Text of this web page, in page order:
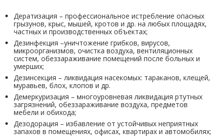
Дератизация – профессиональное истребление опасных
грызунов, крыс, мышей, кротов и др. на любых площадях,
частных и производственных объектах;
Дезинфекция –уничтожение грибков, вирусов,
микроорганизмов, очистка воздуха, вентиляционных
систем, обеззараживание помещений после больных и
умерших;
Дезинсекция – ликвидация насекомых: тараканов, клещей,
муравьев, блох, клопов и др.
Демеркуризация – многоуровневая ликвидация ртутных
загрязнений, обеззараживание воздуха, предметов
мебели и обихода;
Дезодорация – избавление от устойчивых неприятных
запахов в помещениях, офисах, квартирах и автомобилях;